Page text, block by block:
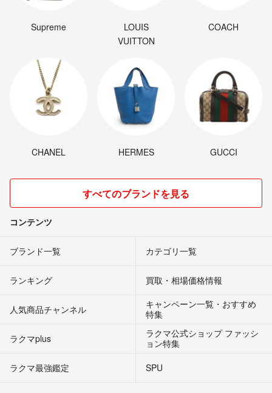
Supreme
LOUIS
VUITTON
COACH
CHANEL HERMES GUCCI
すべてのブランドを見る
コンテンツ
ブランド一覧 カテゴリ一覧
ランキング 買取・相場価格情報
人気商品チャンネル
キャンペーン一覧・おすすめ
特集
ラクマplus
ラクマ公式ショップ ファッシ
ョン特集
ラクマ最強鑑定
SPU